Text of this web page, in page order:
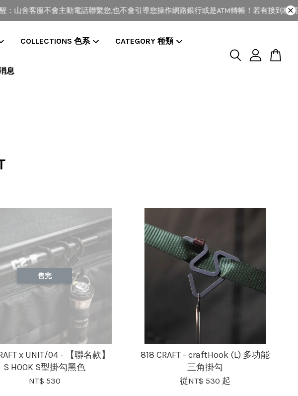
山舍客服不會主動電話聯繫您,也不會引導您操作網路銀行或是ATM轉帳！若有接到相關
COLLECTIONS 色系 CATEGORY 種類
息
售完
x UNIT/04 - 【聯名款】
S HOOK S型掛勾黑色
NT$ 530
818 CRAFT - craftHook (L) 多功能
三角掛勾
從NT$ 530 起